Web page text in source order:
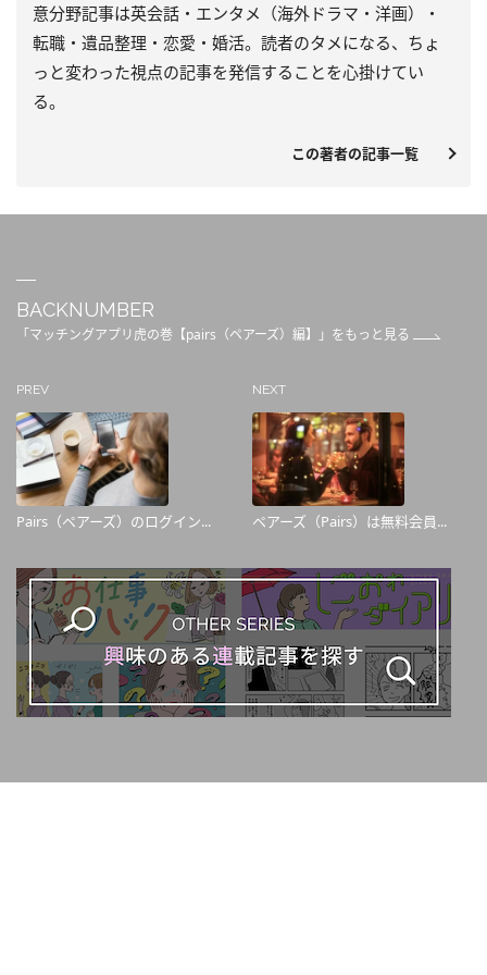
意分野記事は英会話・エンタメ（海外ドラマ・洋画）・
転職・遺品整理・恋愛・婚活。読者のタメになる、ちょ
っと変わった視点の記事を発信することを心掛けてい
る。
この著者の記事一覧
BACKNUMBER
「マッチングアプリ虎の巻【pairs（ペアーズ）編】」をもっと見る
PREV
Pairs（ペアーズ）のログイン...
NEXT
ペアーズ（Pairs）は無料会員...